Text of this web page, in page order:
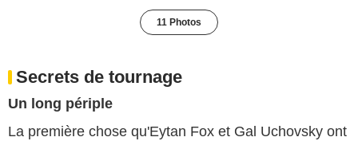
11 Photos
Secrets de tournage
Un long périple
La première chose qu'Eytan Fox et Gal Uchovsky ont